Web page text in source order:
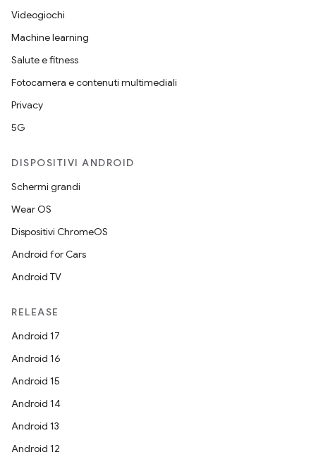
Videogiochi
Machine learning
Salute e fitness
Fotocamera e contenuti multimediali
Privacy
5G
DISPOSITIVI ANDROID
Schermi grandi
Wear OS
Dispositivi ChromeOS
Android for Cars
Android TV
RELEASE
Android 17
Android 16
Android 15
Android 14
Android 13
Android 12